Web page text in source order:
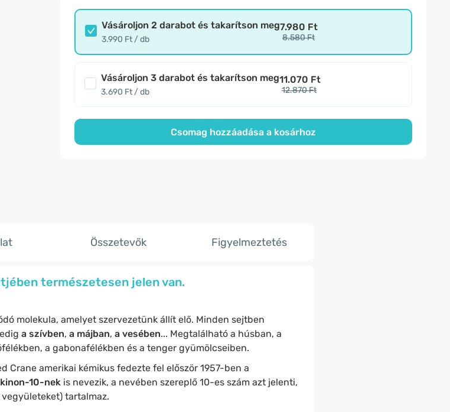
Vásároljon 2 darabot és takarítson meg
3.990 Ft / db
7.980 Ft
8.580 Ft
Vásároljon 3 darabot és takarítson meg
3.690 Ft / db
11.070 Ft
12.870 Ft
Csomag hozzáadása a kosárhoz
Összetevők Figyelmeztetés
természetesen jelen van.
molekula, amelyet szervezetünk állít elő. Minden sejtben
a szívben, a májban, a vesében... Megtalálható a húsban, a
a gabonafélékben és a tenger gyümölcseiben.
Crane amerikai kémikus fedezte fel először 1957-ben a
10-nekis nevezik, a nevében szereplő 10-es szám azt jelenti,
tartalmaz.